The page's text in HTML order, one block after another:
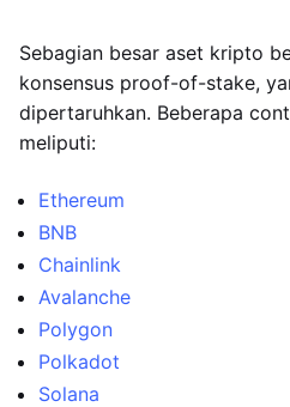
Sebagian besar aset kripto
konsensus proof-of-stake,
dipertaruhkan. Beberapa
meliputi:
Ethereum
BNB
Chainlink
Avalanche
Polygon
Polkadot
Solana